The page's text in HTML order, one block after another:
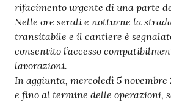
rifacimento urgente di una parte
Nelle ore serali e notturne la
transitabile e il cantiere è
consentito l’accesso
lavorazioni.
In aggiunta, mercoledì 5 novembre
e fino al termine delle operazioni,